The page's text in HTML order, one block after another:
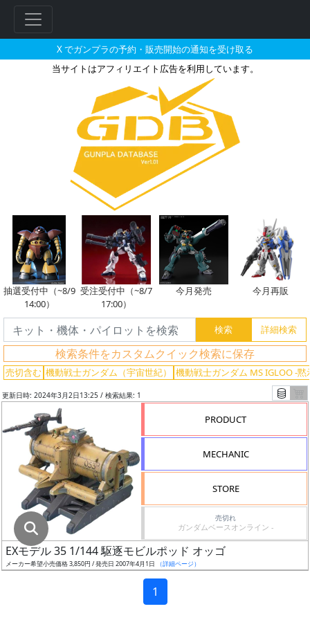
X でガンプラの予約・販売開始の通知を受け取る
当サイトはアフィリエイト広告を利用しています。
機動戦士ガンダム MS IGLOO -
抽選受付中（~8/9
14:00）
受注受付中（~8/7
17:00）
今月発売 今月再販
検索条件をカスタムクイック検索に保存
売切含む 機動戦士ガンダム（宇宙世紀） 機動戦士ガンダム MS IGLOO -黙
グ
レ
ド
ス
成
形
色
更新日時: 2024年3月2日13:25 / 検索結果: 1
PRODUCT
MECHANIC
STORE
売切れ
ガンダムベースオンライン -
EXモデル 35 1/144 駆逐モビルポッド オッゴ
メーカー希望小売価格 3,850円 / 発売日 2007年4月1日 （詳細ページ）
1